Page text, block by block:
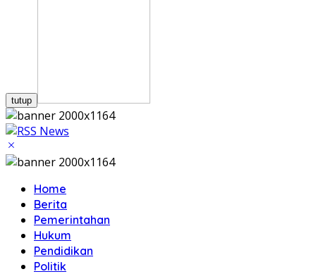
tutup
Home
Berita
Pemerintahan
Hukum
Pendidikan
Politik